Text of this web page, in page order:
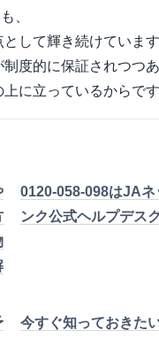
、
して輝き続けていま
度的に保証されつつ
に立っているからで
0120-058-098はJAネ
ンク公式ヘルプデス
今すぐ知っておきた